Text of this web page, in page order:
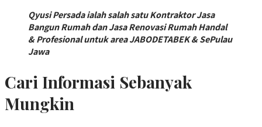
Qyusi Persada ialah salah satu Kontraktor Jasa
Bangun Rumah dan Jasa Renovasi Rumah Handal
& Profesional untuk area JABODETABEK & SePulau
Jawa
Cari Informasi Sebanyak
Mungkin